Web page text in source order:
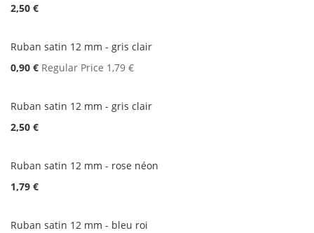
2,50 €
Ruban satin 12 mm - gris clair
Special
0,90 € Regular Price 1,79 €
Ruban satin 12 mm - gris clair
2,50 €
Ruban satin 12 mm - rose néon
1,79 €
Ruban satin 12 mm - bleu roi